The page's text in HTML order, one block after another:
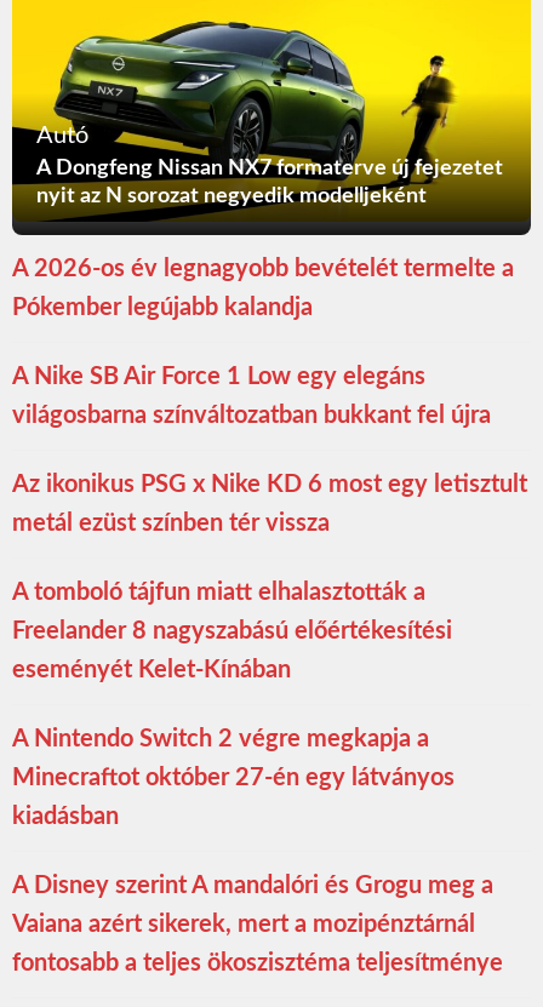
Autó
A Dongfeng Nissan NX7 formaterve új fejezetet
nyit az N sorozat negyedik modelljeként
A 2026-os év legnagyobb bevételét termelte a
Pókember legújabb kalandja
A Nike SB Air Force 1 Low egy elegáns
világosbarna színváltozatban bukkant fel újra
Az ikonikus PSG x Nike KD 6 most egy letisztult
metál ezüst színben tér vissza
A tomboló tájfun miatt elhalasztották a
Freelander 8 nagyszabású előértékesítési
eseményét Kelet-Kínában
A Nintendo Switch 2 végre megkapja a
Minecraftot október 27-én egy látványos
kiadásban
A Disney szerint A mandalóri és Grogu meg a
Vaiana azért sikerek, mert a mozipénztárnál
fontosabb a teljes ökoszisztéma teljesítménye